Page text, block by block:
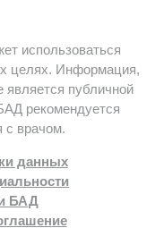
использоваться
целях. Информация,
является публичной
рекомендуется
с врачом.
данных
БАД